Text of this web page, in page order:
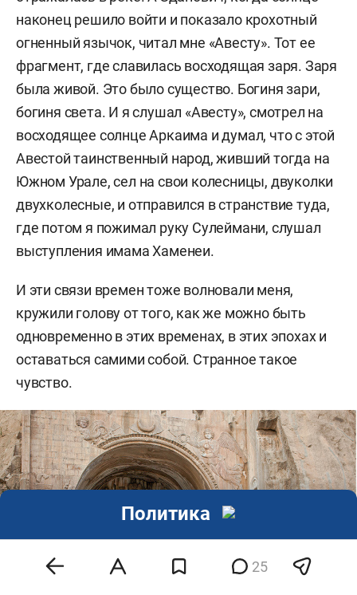
наконец решило войти и показало крохотный
огненный язычок, читал мне «Авесту». Тот ее
фрагмент, где славилась восходящая заря. Заря
была живой. Это было существо. Богиня зари,
богиня света. И я слушал «Авесту», смотрел на
восходящее солнце Аркаима и думал, что с этой
Авестой таинственный народ, живший тогда на
Южном Урале, сел на свои колесницы, двуколки
двухколесные, и отправился в странствие туда,
где потом я пожимал руку Сулеймани, слушал
выступления имама Хаменеи.
И эти связи времен тоже волновали меня,
кружили голову от того, как же можно быть
одновременно в этих временах, в этих эпохах и
оставаться самими собой. Странное такое
чувство.
25
Политика